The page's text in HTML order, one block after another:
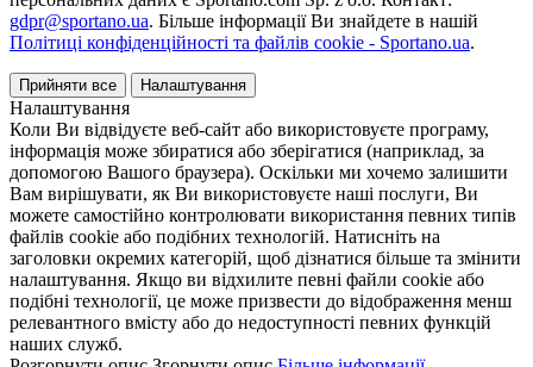
gdpr@sportano.ua. Більше інформації Ви знайдете в нашій
Політиці конфіденційності та файлів cookie - Sportano.ua.
Прийняти все Налаштування
Налаштування
Коли Ви відвідуєте веб-сайт або використовуєте програму,
інформація може збиратися або зберігатися (наприклад, за
допомогою Вашого браузера). Оскільки ми хочемо залишити
Вам вирішувати, як Ви використовуєте наші послуги, Ви
можете самостійно контролювати використання певних типів
файлів cookie або подібних технологій. Натисніть на
заголовки окремих категорій, щоб дізнатися більше та змінити
налаштування. Якщо ви відхилите певні файли cookie або
подібні технології, це може призвести до відображення менш
релевантного вмісту або до недоступності певних функцій
наших служб.